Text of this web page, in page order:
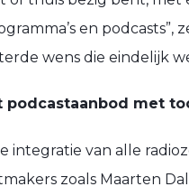
en
wens die eindelijk
podcastaanbod met
integratie van alle
zoals Maarten